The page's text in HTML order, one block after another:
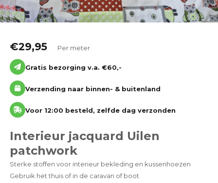
Tijdpakker stof
€29,95 Per meter
Gratis bezorging v.a. €60,-
Verzending naar binnen- & buitenland
Voor 12:00 besteld, zelfde dag verzonden
Interieur jacquard Uilen
patchwork
Sterke stoffen voor interieur bekleding en kussenhoezen
Gebruik het thuis of in de caravan of boot